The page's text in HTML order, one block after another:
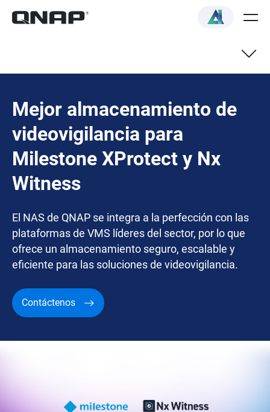
Mejor almacenamiento de
videovigilancia para
Milestone XProtect y Nx
Witness
El NAS de QNAP se integra a la perfección con las
plataformas de VMS líderes del sector, por lo que
ofrece un almacenamiento seguro, escalable y
eficiente para las soluciones de videovigilancia.
Contáctenos